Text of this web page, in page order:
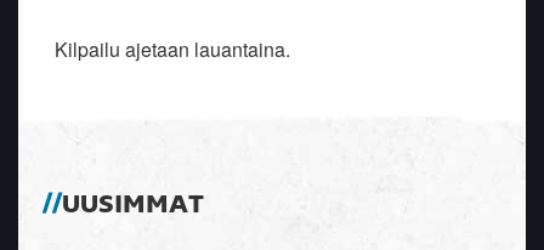
Kilpailu ajetaan lauantaina.
UUSIMMAT